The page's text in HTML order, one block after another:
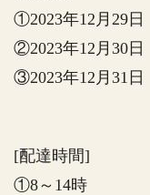
①2023年12月29日
②2023年12月30日
③2023年12月31日
[配達時間]
①8～14時